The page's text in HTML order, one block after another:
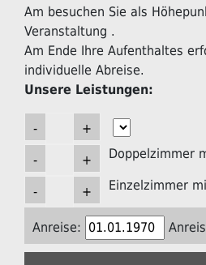
Am besuchen Sie als
Veranstaltung .
Am Ende Ihre Aufenthaltes
individuelle Abreise.
Unsere Leistungen:
Doppelzimmer
Einzelzimmer
Anreise: